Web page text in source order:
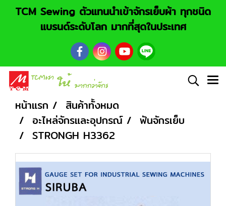
TCM Sewing ตัวแทนนำเข้าจักรเย็บผ้า ทุกชนิด
แบรนด์ระดับโลก มากที่สุดในประเทศ
หน้าแรก
สินค้าทั้งหมด
อะไหล่จักรและอุปกรณ์
ฟันจักรเย็บ
STRONGH H3362